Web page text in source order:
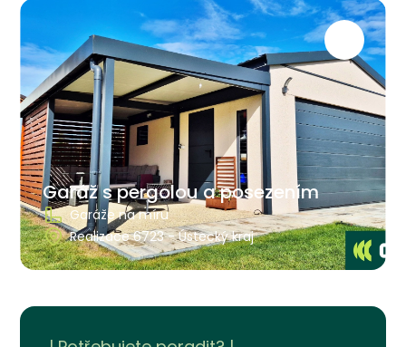
Garáž s pergolou a posezením
Garáže na míru
Realizace 6723 - Ústecký kraj